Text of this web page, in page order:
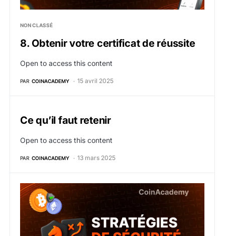
NON CLASSÉ
8. Obtenir votre certificat de réussite
Open to access this content
PAR COINACADEMY 15 avril 2025
Ce qu’il faut retenir
Open to access this content
PAR COINACADEMY 13 mars 2025
7. Aller plus loin : stratégies de sécurité avancées